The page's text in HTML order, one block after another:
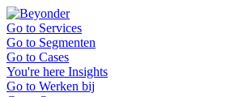
Go to Services
Go to Segmenten
Go to Cases
You're here Insights
Go to Werken bij